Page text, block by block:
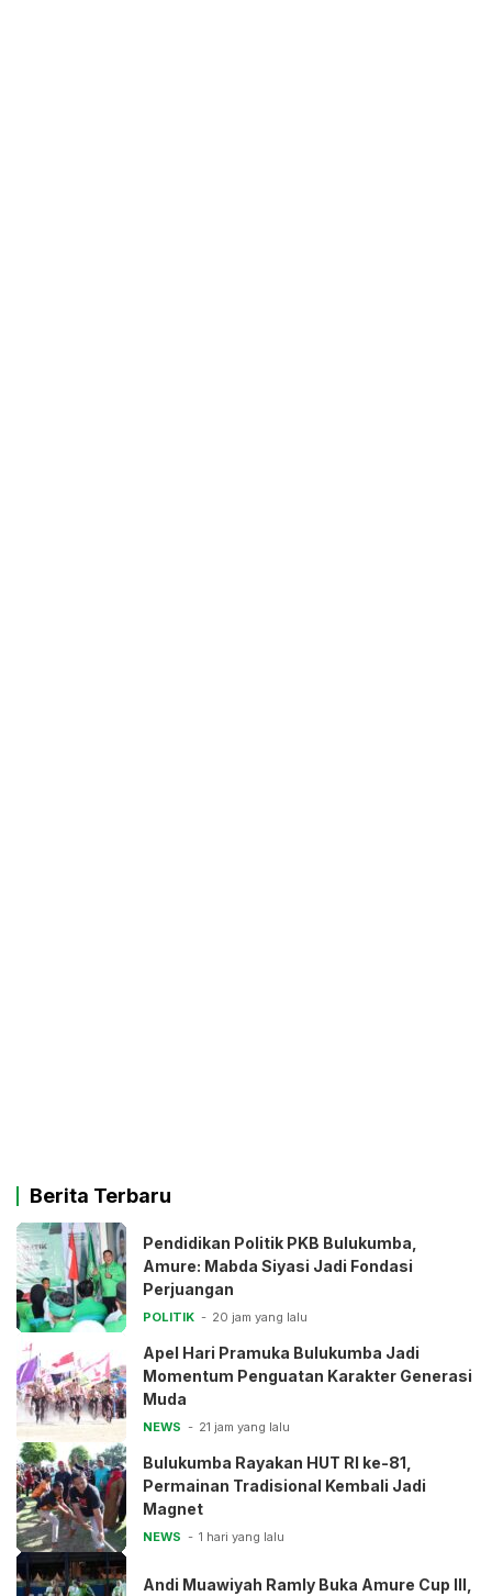
Berita Terbaru
Pendidikan Politik PKB Bulukumba,
Amure: Mabda Siyasi Jadi Fondasi
Perjuangan
POLITIK 20 jam yang lalu
Apel Hari Pramuka Bulukumba Jadi
Momentum Penguatan Karakter Generasi
Muda
NEWS 21 jam yang lalu
Bulukumba Rayakan HUT RI ke-81,
Permainan Tradisional Kembali Jadi
Magnet
NEWS 1 hari yang lalu
Andi Muawiyah Ramly Buka Amure Cup III,